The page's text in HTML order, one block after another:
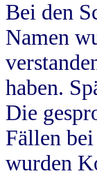
Bei den
Namen
haben.
Die
Fällen
wurden